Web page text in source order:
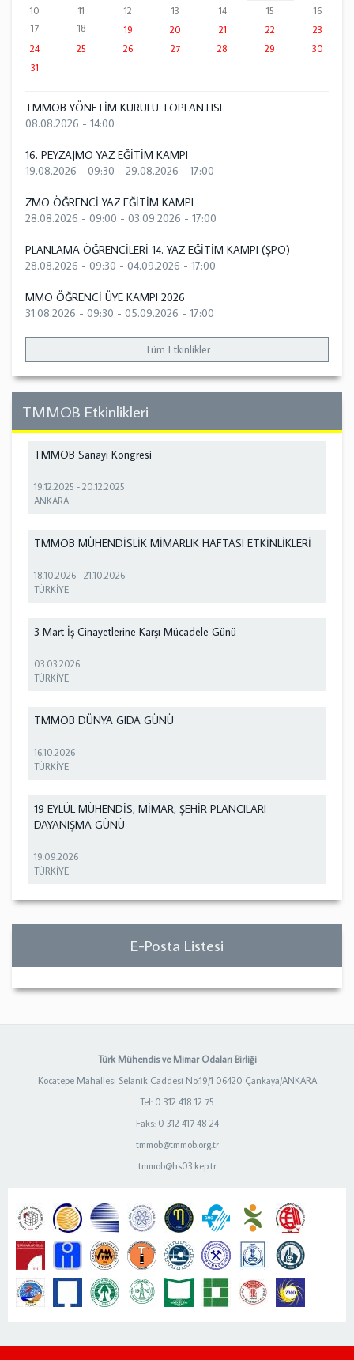
10
11 12 13 14 15
16
17
18 19 20 21 22
23
24
25 26 27 28 29
30
31
TMMOB YÖNETİM KURULU TOPLANTISI
08.08.2026 - 14:00
16. PEYZAJMO YAZ EĞİTİM KAMPI
19.08.2026 - 09:30 - 29.08.2026 - 17:00
ZMO ÖĞRENCİ YAZ EĞİTİM KAMPI
28.08.2026 - 09:00 - 03.09.2026 - 17:00
PLANLAMA ÖĞRENCİLERİ 14. YAZ EĞİTİM KAMPI (ŞPO)
28.08.2026 - 09:30 - 04.09.2026 - 17:00
MMO ÖĞRENCİ ÜYE KAMPI 2026
31.08.2026 - 09:30 - 05.09.2026 - 17:00
Tüm Etkinlikler
TMMOB Etkinlikleri
TMMOB Sanayi Kongresi
19.12.2025 -20.12.2025
ANKARA
TMMOB MÜHENDİSLİK MİMARLIK HAFTASI ETKİNLİKLERİ
18.10.2026 -21.10.2026
TÜRKİYE
3 Mart İş Cinayetlerine Karşı Mücadele Günü
03.03.2026
TÜRKİYE
TMMOB DÜNYA GIDA GÜNÜ
16.10.2026
TÜRKİYE
19 EYLÜL MÜHENDİS, MİMAR, ŞEHİR PLANCILARI
DAYANIŞMA GÜNÜ
19.09.2026
TÜRKİYE
E-Posta Listesi
Türk Mühendis ve Mimar Odaları Birliği
Kocatepe Mahallesi Selanik Caddesi No:19/1 06420 Çankaya/ANKARA
Tel: 0 312 418 12 75
Faks: 0 312 417 48 24
tmmob@tmmob.org.tr
tmmob@hs03.kep.tr